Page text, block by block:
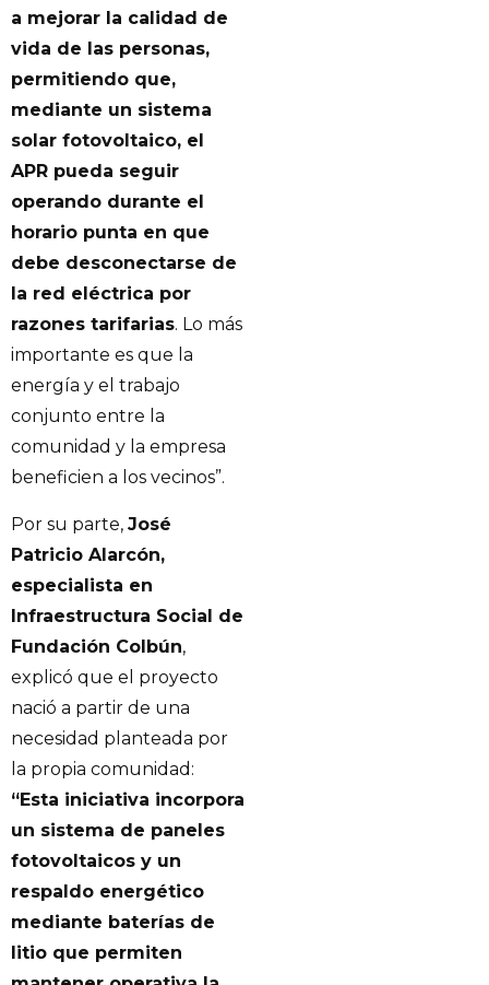
a mejorar la calidad de
vida de las personas,
permitiendo que,
mediante un sistema
solar fotovoltaico, el
APR pueda seguir
operando durante el
horario punta en que
debe desconectarse de
la red eléctrica por
razones tarifarias. Lo más
importante es que la
energía y el trabajo
conjunto entre la
comunidad y la empresa
beneficien a los vecinos”.
Por su parte, José
Patricio Alarcón,
especialista en
Infraestructura Social de
Fundación Colbún,
explicó que el proyecto
nació a partir de una
necesidad planteada por
la propia comunidad:
“Esta iniciativa incorpora
un sistema de paneles
fotovoltaicos y un
respaldo energético
mediante baterías de
litio que permiten